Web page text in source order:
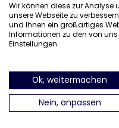
znajdź
Wir können diese zur Analyse
unsere Webseite zu
und Ihnen ein großartiges
Informationen zu den von
Einstellungen.
Ok, weitermachen
Nein, anpassen